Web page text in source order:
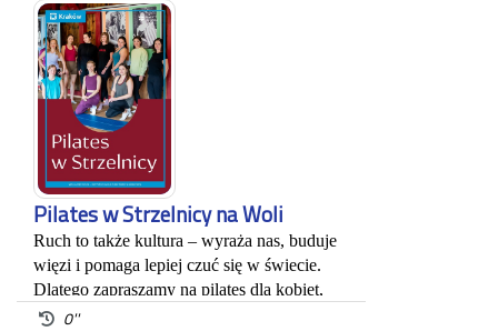
Każdy uczestnik zwiedzania jest zobowiązany do
posiadania własnego biletu.
*Ostatnie wejście na zwiedzanie odbywa się
najpóźniej 45 minut przed zamknięciem.
Pilates w Strzelnicy na Woli
Ruch to także kultura – wyraża nas, buduje
więzi i pomaga lepiej czuć się w świecie.
Dlatego zapraszamy na pilates dla kobiet,
które łączą troskę o ciało z ideą dobrostanu i
0''